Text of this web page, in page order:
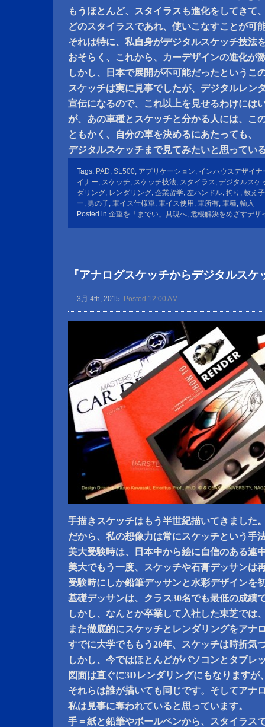
もうほとんど、スタイラスも進化をしてきて
どのスタイラスであれ、使いこなすことが可
それは特に、私自身がデジタルスケッチ技法
おそらく、これから、カーデザインの進化が
しかし、日本で展開が不可能だったというこ
スケッチは実に見事でしたが、デジタルレン
宣伝になるので、これ以上を見せるわけには
が、あの車種とスケッチと分かる人には、こ
ともかく、自分の車を決めるにあたっても、
デジタルスケッチまで見てみたいと思ってい
Tags: PAD, SL500, アプリケーション, インハウスデザイナ
イナー, スケッチ, スケッチ技法, スタイラス, デジタルスケ
ダリング, レンダリング, 企業留学, 左ハンドル, 拘り , 教え子
ー, 男の子, 車イス仕様車, 車イス使用 , 車所有, 車種, 輸入
Posted in 企望を「までい」具現へ, 危機解決をめざすデザ
『アナログスケッチからデジタルスケ
3月 4th, 2015 Posted 12:00 AM
手描きスケッチはもう半世紀描いてきました
だから、私の想像力は常にスケッチという手
美大受験時は、日本中から絵に自信のある連
美大でもう一度、スケッチや石膏デッサンは
受験時にしか鉛筆デッサンと水彩デザインを
基礎デッサンは、クラス30名でも最低の成績
しかし、なんとか卒業して入社した東芝では
また徹底的にスケッチとレンダリングをアナ
すでに大学でももう20年、スケッチは時折気
しかし、今ではほとんどがパソコンとタブレ
図面は直ぐに3Dレンダリングにもなりますが
それらは誰が描いても同じです。そしてアナ
私は見事に奪われていると思っています。
手＝紙と鉛筆やボールペンから、スタイラス